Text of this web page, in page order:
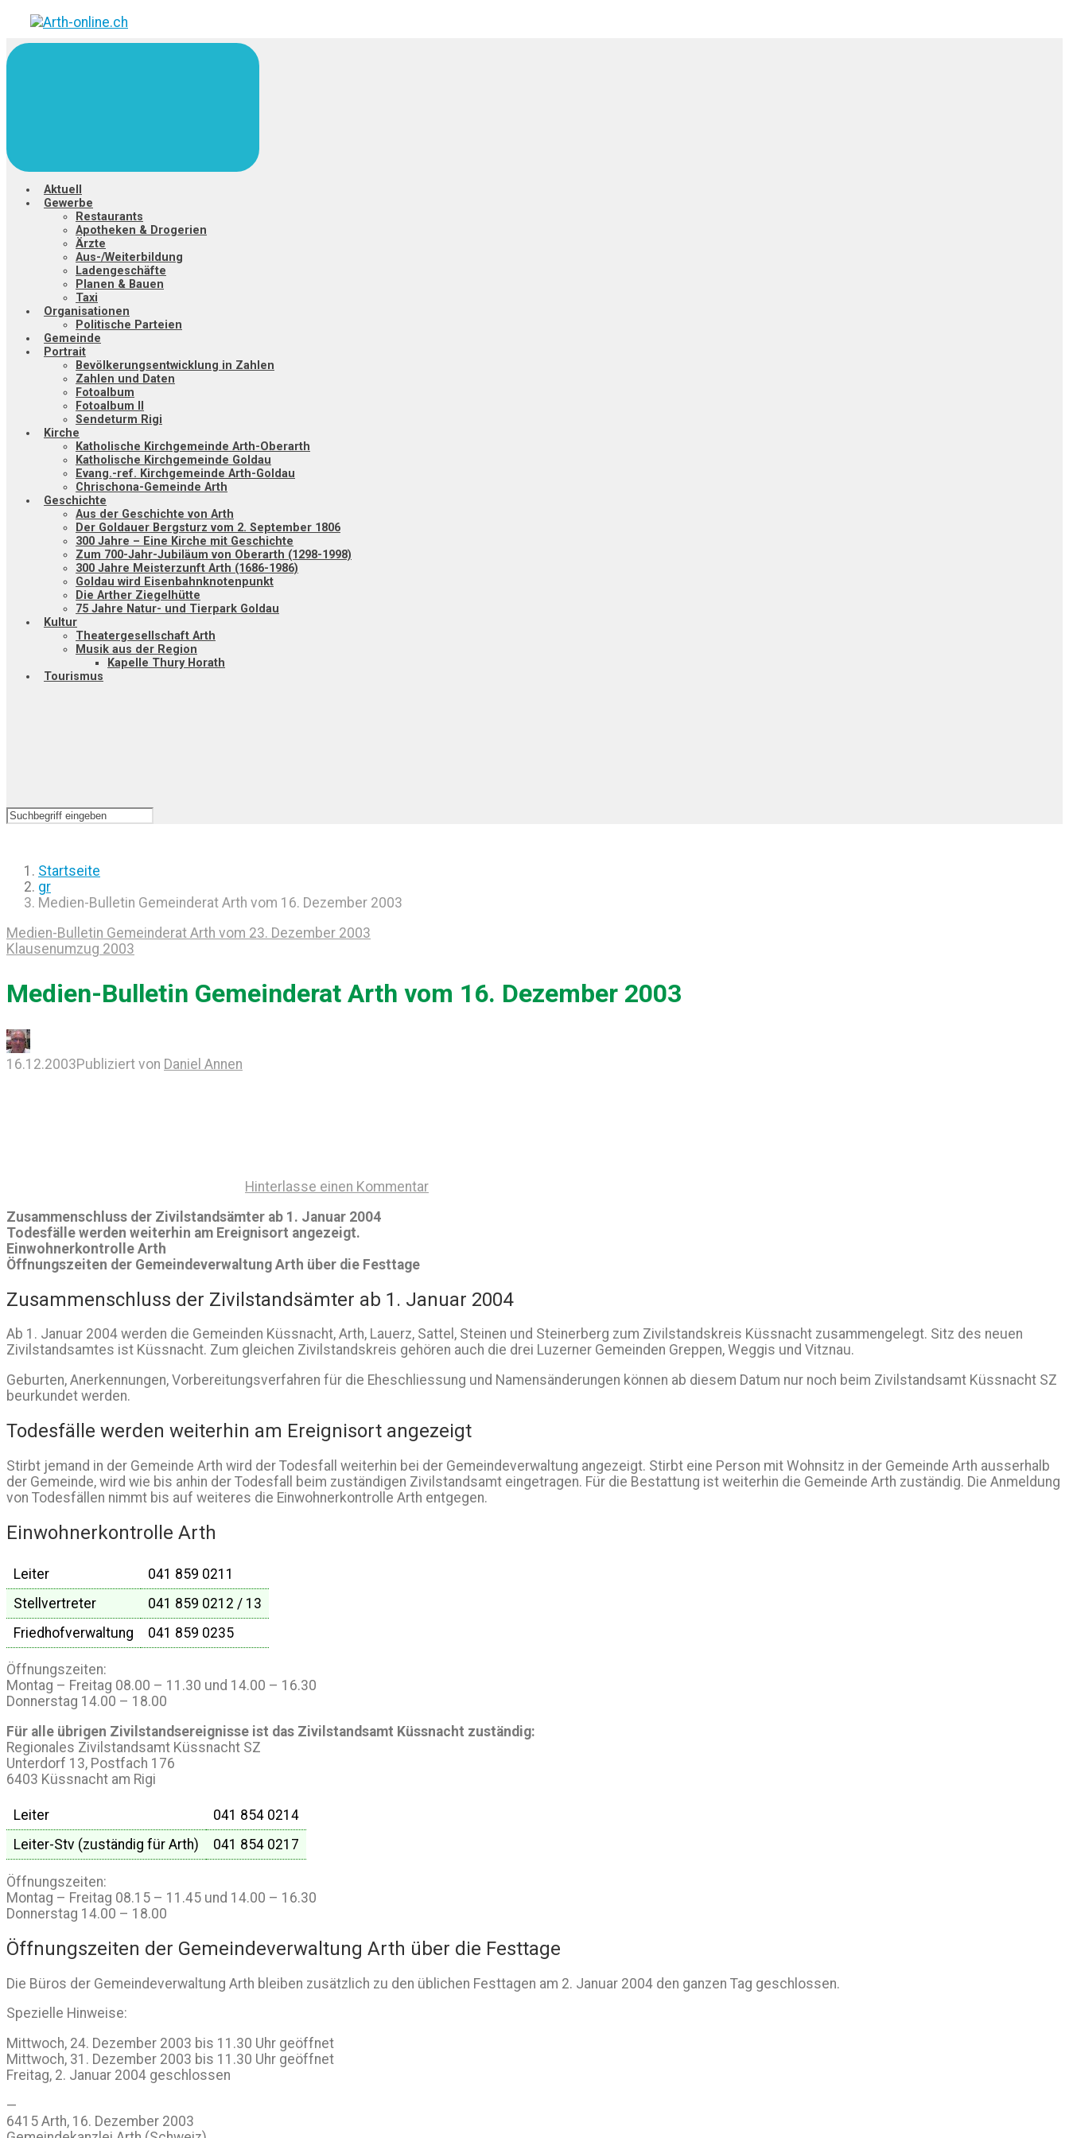
Zum
Hauptinhalt
springen
Aktuell
Gewerbe
Restaurants
Apotheken & Drogerien
Ärzte
Aus-/Weiterbildung
Ladengeschäfte
Planen & Bauen
Taxi
Organisationen
Politische Parteien
Gemeinde
Portrait
Bevölkerungsentwicklung in Zahlen
Zahlen und Daten
Fotoalbum
Fotoalbum II
Sendeturm Rigi
Kirche
Katholische Kirchgemeinde Arth-Oberarth
Katholische Kirchgemeinde Goldau
Evang.-ref. Kirchgemeinde Arth-Goldau
Chrischona-Gemeinde Arth
Geschichte
Aus der Geschichte von Arth
Der Goldauer Bergsturz vom 2. September 1806
300 Jahre – Eine Kirche mit Geschichte
Zum 700-Jahr-Jubiläum von Oberarth (1298-1998)
300 Jahre Meisterzunft Arth (1686-1986)
Goldau wird Eisenbahnknotenpunkt
Die Arther Ziegelhütte
75 Jahre Natur- und Tierpark Goldau
Kultur
Theatergesellschaft Arth
Musik aus der Region
Kapelle Thury Horath
Tourismus
Startseite
gr
Medien-Bulletin Gemeinderat Arth vom 16. Dezember 2003
Medien-Bulletin Gemeinderat Arth vom 23. Dezember 2003
Klausenumzug 2003
Medien-Bulletin Gemeinderat Arth vom 16. Dezember 2003
16.12.2003Publiziert von Daniel Annen
Hinterlasse einen Kommentar
Zusammenschluss der Zivilstandsämter ab 1. Januar 2004
Todesfälle werden weiterhin am Ereignisort angezeigt.
Einwohnerkontrolle Arth
Öffnungszeiten der Gemeindeverwaltung Arth über die Festtage
Zusammenschluss der Zivilstandsämter ab 1. Januar 2004
Ab 1. Januar 2004 werden die Gemeinden Küssnacht, Arth, Lauerz, Sattel, Steinen und Steinerberg zum Zivilstandskreis Küssnacht zusammengelegt. Sitz des neuen
Zivilstandsamtes ist Küssnacht. Zum gleichen Zivilstandskreis gehören auch die drei Luzerner Gemeinden Greppen, Weggis und Vitznau.
Geburten, Anerkennungen, Vorbereitungsverfahren für die Eheschliessung und Namensänderungen können ab diesem Datum nur noch beim Zivilstandsamt Küssnacht SZ
beurkundet werden.
Todesfälle werden weiterhin am Ereignisort angezeigt
Stirbt jemand in der Gemeinde Arth wird der Todesfall weiterhin bei der Gemeindeverwaltung angezeigt. Stirbt eine Person mit Wohnsitz in der Gemeinde Arth ausserhalb
der Gemeinde, wird wie bis anhin der Todesfall beim zuständigen Zivilstandsamt eingetragen. Für die Bestattung ist weiterhin die Gemeinde Arth zuständig. Die Anmeldung
von Todesfällen nimmt bis auf weiteres die Einwohnerkontrolle Arth entgegen.
Einwohnerkontrolle Arth
Leiter
041 859 0211
Stellvertreter
041 859 0212 / 13
Friedhofverwaltung
041 859 0235
Öffnungszeiten:
Montag – Freitag 08.00 – 11.30 und 14.00 – 16.30
Donnerstag 14.00 – 18.00
Für alle übrigen Zivilstandsereignisse ist das Zivilstandsamt Küssnacht zuständig:
Regionales Zivilstandsamt Küssnacht SZ
Unterdorf 13, Postfach 176
6403 Küssnacht am Rigi
Leiter
041 854 0214
Leiter-Stv (zuständig für Arth)
041 854 0217
Öffnungszeiten:
Montag – Freitag 08.15 – 11.45 und 14.00 – 16.30
Donnerstag 14.00 – 18.00
Öffnungszeiten der Gemeindeverwaltung Arth über die Festtage
Die Büros der Gemeindeverwaltung Arth bleiben zusätzlich zu den üblichen Festtagen am 2. Januar 2004 den ganzen Tag geschlossen.
Spezielle Hinweise:
Mittwoch, 24. Dezember 2003 bis 11.30 Uhr geöffnet
Mittwoch, 31. Dezember 2003 bis 11.30 Uhr geöffnet
Freitag, 2. Januar 2004 geschlossen
—
6415 Arth, 16. Dezember 2003